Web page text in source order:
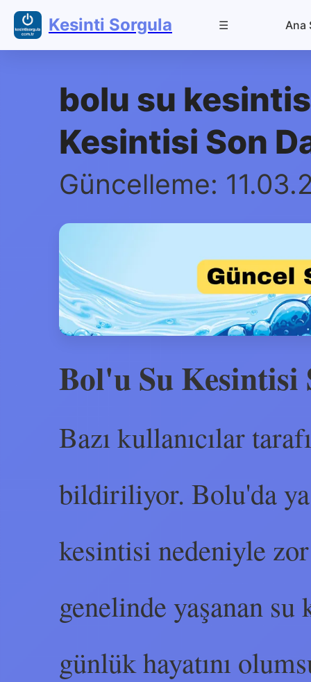
Kesinti Sorgula ☰ Ana
bolu su
Kesintisi Son
Güncelleme:
Bol'u Su Kesintisi
Bazı kullanıcılar
bildiriliyor. Bolu'da
kesintisi nedeniyle
genelinde yaşanan su
günlük hayatını